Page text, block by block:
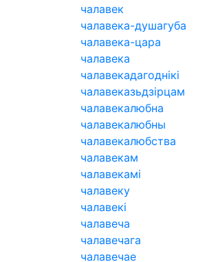
чалавек
чалавека-душагуба
чалавека-цара
чалавека
чалавекадагоднікі
чалавеказьдзірцам
чалавекалюбна
чалавекалюбны
чалавекалюбства
чалавекам
чалавекамі
чалавеку
чалавекі
чалавеча
чалавечага
чалавечае